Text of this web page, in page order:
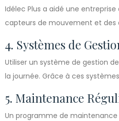
Idélec Plus a aidé une
capteurs de mouvement et des
4. Systèmes de
Utiliser un système de gestion
la journée. Grâce à ces
5. Maintenance
Un programme de